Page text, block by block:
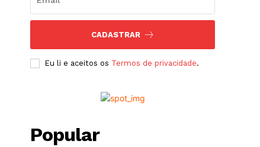
CADASTRAR
Eu li e aceitos os Termos de privacidade.
Popular